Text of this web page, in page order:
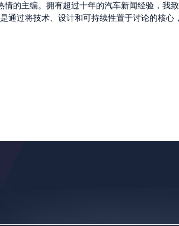
情的主编。拥有超过十年的汽车新闻经验，我
通过将技术、设计和可持续性置于讨论的核心